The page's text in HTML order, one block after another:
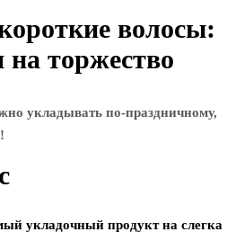
волосы:
на торжество
укладывать по-праздничному,
укладочный продукт на слегка